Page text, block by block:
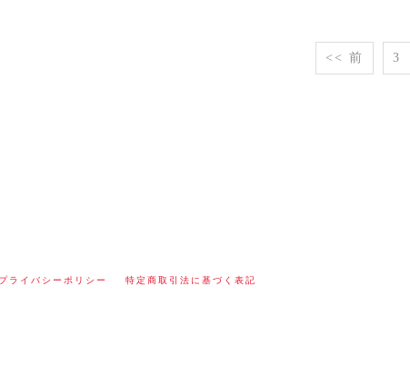
<< 前 3
プライバシーポリシー 特定商取引法に基づく表記